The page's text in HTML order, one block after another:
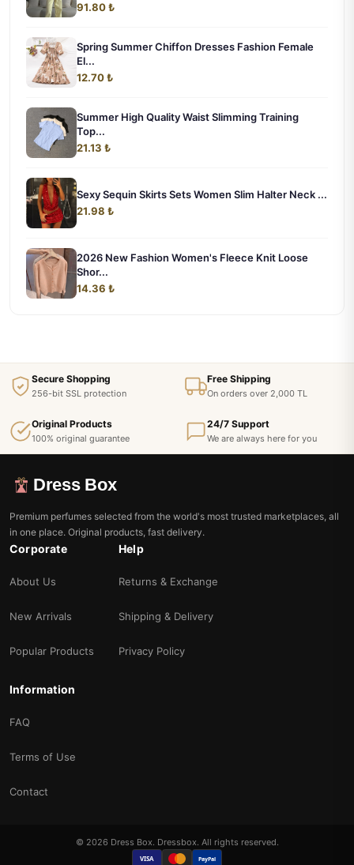
91.80 ₺
Spring Summer Chiffon Dresses Fashion Female
El...
12.70 ₺
Summer High Quality Waist Slimming Training
Top...
21.13 ₺
Sexy Sequin Skirts Sets Women Slim Halter Neck ...
21.98 ₺
2026 New Fashion Women's Fleece Knit Loose
Shor...
14.36 ₺
Secure Shopping
256-bit SSL protection
Free Shipping
On orders over 2,000 TL
Original Products
100% original guarantee
24/7 Support
We are always here for you
Dress Box
Premium perfumes selected from the world's most trusted marketplaces, all
in one place. Original products, fast delivery.
Corporate
About Us
New Arrivals
Popular Products
Help
Returns & Exchange
Shipping & Delivery
Privacy Policy
Information
FAQ
Terms of Use
Contact
© 2026 Dress Box. Dressbox. All rights reserved.
VISA PayPal